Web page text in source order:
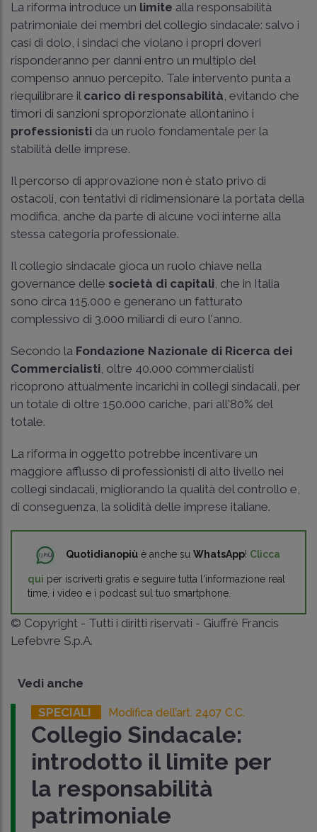
La riforma introduce un limite alla responsabilità
patrimoniale dei membri del collegio sindacale: salvo i
casi di dolo, i sindaci che violano i propri doveri
risponderanno per danni entro un multiplo del
compenso annuo percepito. Tale intervento punta a
riequilibrare il carico di responsabilità , evitando che
timori di sanzioni sproporzionate allontanino i
professionisti da un ruolo fondamentale per la
stabilità delle imprese.
Il percorso di approvazione non è stato privo di
ostacoli, con tentativi di ridimensionare la portata della
modifica, anche da parte di alcune voci interne alla
stessa categoria professionale.
Il collegio sindacale gioca un ruolo chiave nella
governance delle società di capitali , che in Italia
sono circa 115.000 e generano un fatturato
complessivo di 3.000 miliardi di euro l'anno.
Secondo la Fondazione Nazionale di Ricerca dei
Commercialisti , oltre 40.000 commercialisti
ricoprono attualmente incarichi in collegi sindacali, per
un totale di oltre 150.000 cariche, pari all'80% del
totale.
La riforma in oggetto potrebbe incentivare un
maggiore afflusso di professionisti di alto livello nei
collegi sindacali, migliorando la qualità del controllo e,
di conseguenza, la solidità delle imprese italiane.
Quotidianopiù è anche su WhatsApp! Clicca
qui per iscriverti gratis e seguire tutta l'informazione real
time, i video e i podcast sul tuo smartphone.
© Copyright - Tutti i diritti riservati - Giuffrè Francis
Lefebvre S.p.A.
Vedi anche
SPECIALI Modifica dell’art. 2407 C.C.
Collegio Sindacale:
introdotto il limite per
la responsabilità
patrimoniale